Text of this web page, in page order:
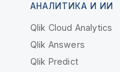
АНАЛИТИКА И ИИ
Qlik Cloud Analytics
Qlik Answers
Qlik Predict